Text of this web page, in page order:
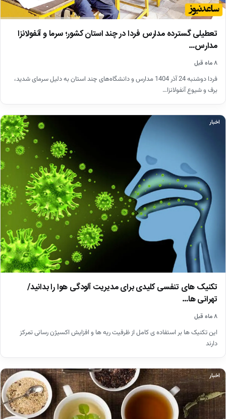
تعطیلی گسترده مدارس فردا در چند استان کشور؛ سرما و آنفولانزا
مدارس…
۸ ماه قبل
فردا دوشنبه 24 آذر 1404 مدارس و دانشگاه‌های چند استان به دلیل سرمای شدید،
برف و شیوع آنفولانزا…
اخبار
تکنیک های تنفسی کلیدی برای مدیریت آلودگی هوا را بدانید/
تهرانی ها…
۸ ماه قبل
این تکنیک ها بر استفاده ی کامل از ظرفیت ریه ها و افزایش اکسیژن رسانی تمرکز
دارند
اخبار